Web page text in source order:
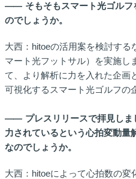
―― そもそもスマート光ゴル
のでしょうか。
大西：hitoeの活用案を検討する
マート光フットサル）を実施し
て、より解析に力を入れた企画
可視化するスマート光ゴルフの
―― プレスリリースで拝見し
力されているという心拍変動量
なのでしょうか。
大西：hitoeによって心拍数の